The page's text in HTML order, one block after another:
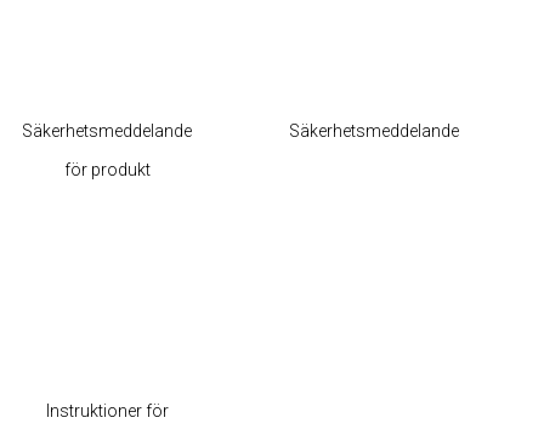
Säkerhetsmeddelande
för produkt
Säkerhetsmeddelande
Instruktioner för